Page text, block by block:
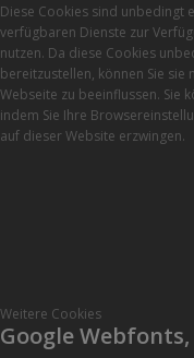
Diese Cookies sind unbedingt
verfügbaren Dienste zur
nutzen. Da diese Cookies
bereitzustellen, können Sie
Webseite zu beeinflussen. Sie
indem Sie Ihre
auf dieser Website erzwingen.
Weitere Cookies
Google